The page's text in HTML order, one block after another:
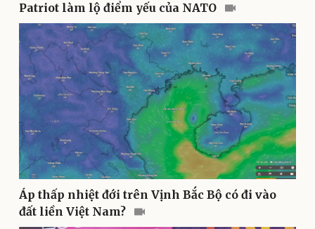
Pháp luật
Quân sự - Quốc phòng
Patriot làm lộ điểm yếu của NATO
Áp thấp nhiệt đới trên Vịnh Bắc Bộ có đi vào
đất liền Việt Nam?